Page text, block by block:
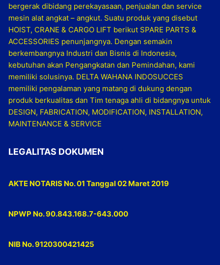
bergerak dibidang perekayasaan, penjualan dan service
mesin alat angkat – angkut. Suatu produk yang disebut
HOIST, CRANE & CARGO LIFT berikut SPARE PARTS &
ACCESSORIES penunjangnya. Dengan semakin
berkembangnya Industri dan Bisnis di Indonesia,
kebutuhan akan Pengangkatan dan Pemindahan, kami
memiliki solusinya. DELTA WAHANA INDOSUCCES
memiliki pengalaman yang matang di dukung dengan
produk berkualitas dan Tim tenaga ahli di bidangnya untuk
DESIGN, FABRICATION, MODIFICATION, INSTALLATION,
MAINTENANCE & SERVICE
LEGALITAS DOKUMEN
AKTE NOTARIS No. 01 Tanggal 02 Maret 2019
NPWP No. 90.843.168.7-643.000
NIB No. 9120300421425